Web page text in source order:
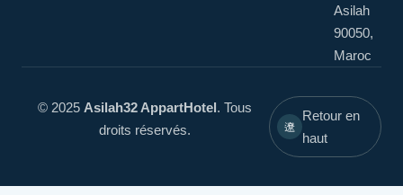
Asilah
90050,
Maroc
© 2025 Asilah32 AppartHotel. Tous
droits réservés.
Retour en
haut